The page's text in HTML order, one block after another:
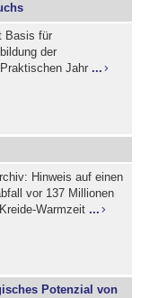
Basis für
der
Jahr ...
Hinweis auf einen
vor 137 Millionen
Warmzeit ...
Potenzial von